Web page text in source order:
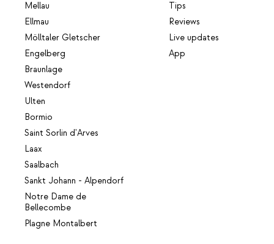
Mellau
Ellmau
Mölltaler Gletscher
Engelberg
Braunlage
Westendorf
Ulten
Bormio
Saint Sorlin d'Arves
Laax
Saalbach
Sankt Johann - Alpendorf
Notre Dame de
Bellecombe
Plagne Montalbert
Tips
Reviews
Live updates
App